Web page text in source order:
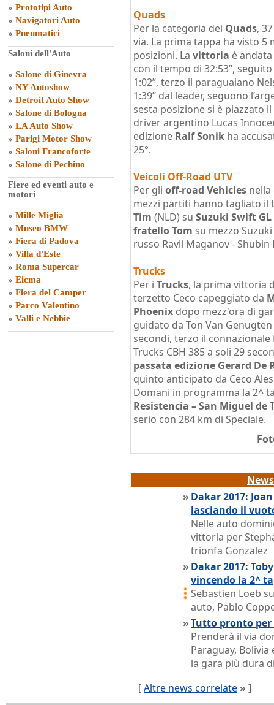
» Prototipi Auto
» Navigatori Auto
» Pneumatici
Saloni dell'Auto
» Salone di Ginevra
» NY Autoshow
» Detroit Auto Show
» Salone di Bologna
» LA Auto Show
» Parigi Motor Show
» Saloni Francoforte
» Salone di Pechino
Fiere ed eventi auto e
motori
» Mille Miglia
» Museo BMW
» Fiera di Padova
» Villa d'Este
» Roma Supercar
» Eicma
» Fiera del Camper
» Parco Valentino
» Valli e Nebbie
Quads
Per la categoria dei Quads,
via. La prima tappa ha visto 5
posizioni. La vittoria è
con il tempo di 32:53’’,
1:02’’, terzo il paraguaiano
1:39’’ dal leader, seguono
sesta posizione si è piazzato
driver argentino Lucas
edizione Ralf Sonik ha
25°.
Veicoli Off-Road UTV
Per gli off-road Vehicles
mezzi partiti hanno tagliato
Tim (NLD) su Suzuki Swift GL
fratello Tom su mezzo Suzuki
russo Ravil Maganov - Shubin
Trucks
Per i Trucks, la prima vittoria
terzetto Ceco capeggiato da
Phoenix dopo mezz'ora di
guidato da Ton Van
secondi, terzo il
Trucks CBH 385 a soli 29
passata edizione Gerard De
quinto anticipato da Ceco
Domani in programma la 2^
Resistencia – San Miguel de
serio con 284 km di Speciale.
» Dakar 2017:
lasciando il
Nelle auto
vittoria per
trionfa Gonzalez
» Dakar 2017:
vincendo la 2^
Sebastien Loeb
auto, Pablo
»Tutto pronto
Prenderà il via
Paraguay,
la gara più dura
[Altre news correlate » ]